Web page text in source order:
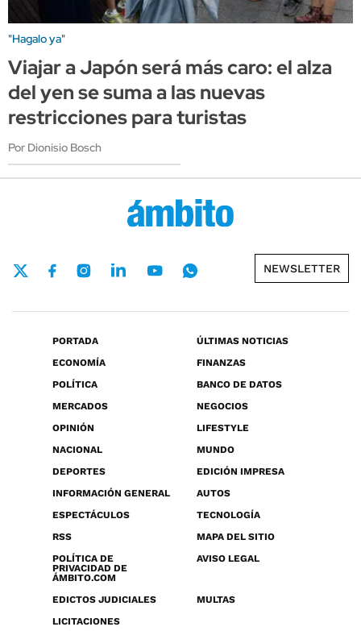
"Hagalo ya"
Viajar a Japón será más caro: el alza
del yen se suma a las nuevas
restricciones para turistas
Por Dionisio Bosch
NEWSLETTER
PORTADA
ÚLTIMAS NOTICIAS
ECONOMÍA
FINANZAS
POLÍTICA
BANCO DE DATOS
MERCADOS
NEGOCIOS
OPINIÓN
LIFESTYLE
NACIONAL
MUNDO
DEPORTES
EDICIÓN IMPRESA
INFORMACIÓN GENERAL
AUTOS
ESPECTÁCULOS
TECNOLOGÍA
RSS
MAPA DEL SITIO
POLÍTICA DE
PRIVACIDAD DE
ÁMBITO.COM
AVISO LEGAL
EDICTOS JUDICIALES
MULTAS
LICITACIONES